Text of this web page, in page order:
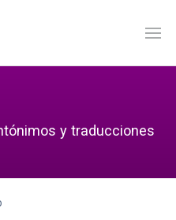
y traducciones